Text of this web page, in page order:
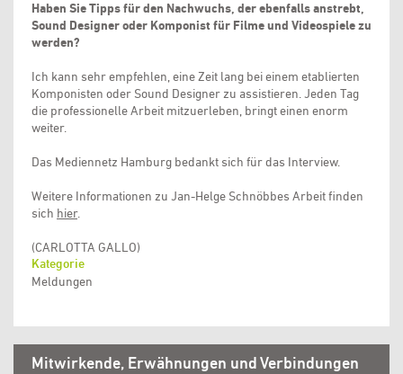
Haben Sie Tipps für den Nachwuchs, der ebenfalls anstrebt,
Sound Designer oder Komponist für Filme und Videospiele zu
werden?
Ich kann sehr empfehlen, eine Zeit lang bei einem etablierten
Komponisten oder Sound Designer zu assistieren. Jeden Tag
die professionelle Arbeit mitzuerleben, bringt einen enorm
weiter.
Das Mediennetz Hamburg bedankt sich für das Interview.
Weitere Informationen zu Jan-Helge Schnöbbes Arbeit finden
sich hier.
(CARLOTTA GALLO)
Kategorie
Meldungen
Mitwirkende, Erwähnungen und Verbindungen